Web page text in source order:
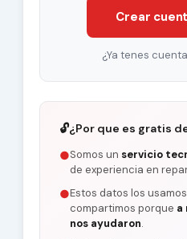
Crear
¿Ya tenes
🔓¿Por que es gratis
●Somos un servicio
de experiencia en
●Estos datos los
compartimos porque a
nos ayudaron.